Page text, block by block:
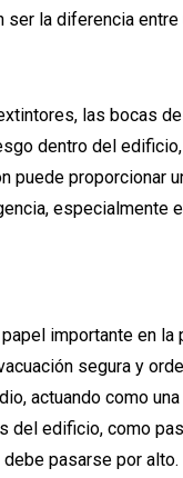
la diferencia entre
las bocas
dentro del
puede proporcionar
especialmente
importante en
segura y
actuando como
edificio, como
pasarse por alto.